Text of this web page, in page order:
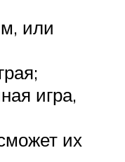
или
игра,
их